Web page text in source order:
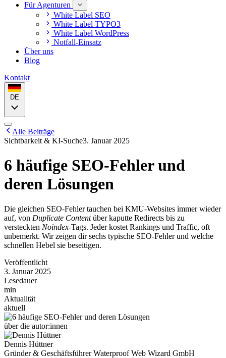
Für Agenturen
White Label SEO
White Label TYPO3
White Label WordPress
Notfall-Einsatz
Über uns
Blog
Kontakt
DE
Alle Beiträge
Sichtbarkeit & KI-Suche3. Januar 2025
6 häufige SEO-Fehler und
deren Lösungen
Die gleichen SEO-Fehler tauchen bei KMU-Websites immer wieder
auf, von Duplicate Contentüber kaputte Redirects bis zu
versteckten Noindex-Tags. Jeder kostet Rankings und Traffic, oft
unbemerkt. Wir zeigen dir sechs typische SEO-Fehler und welche
schnellen Hebel sie beseitigen.
Veröffentlicht
3. Januar 2025
Lesedauer
min
Aktualität
aktuell
über die autor:innen
Dennis Hüttner
Gründer & Geschäftsführer Waterproof Web Wizard GmbH